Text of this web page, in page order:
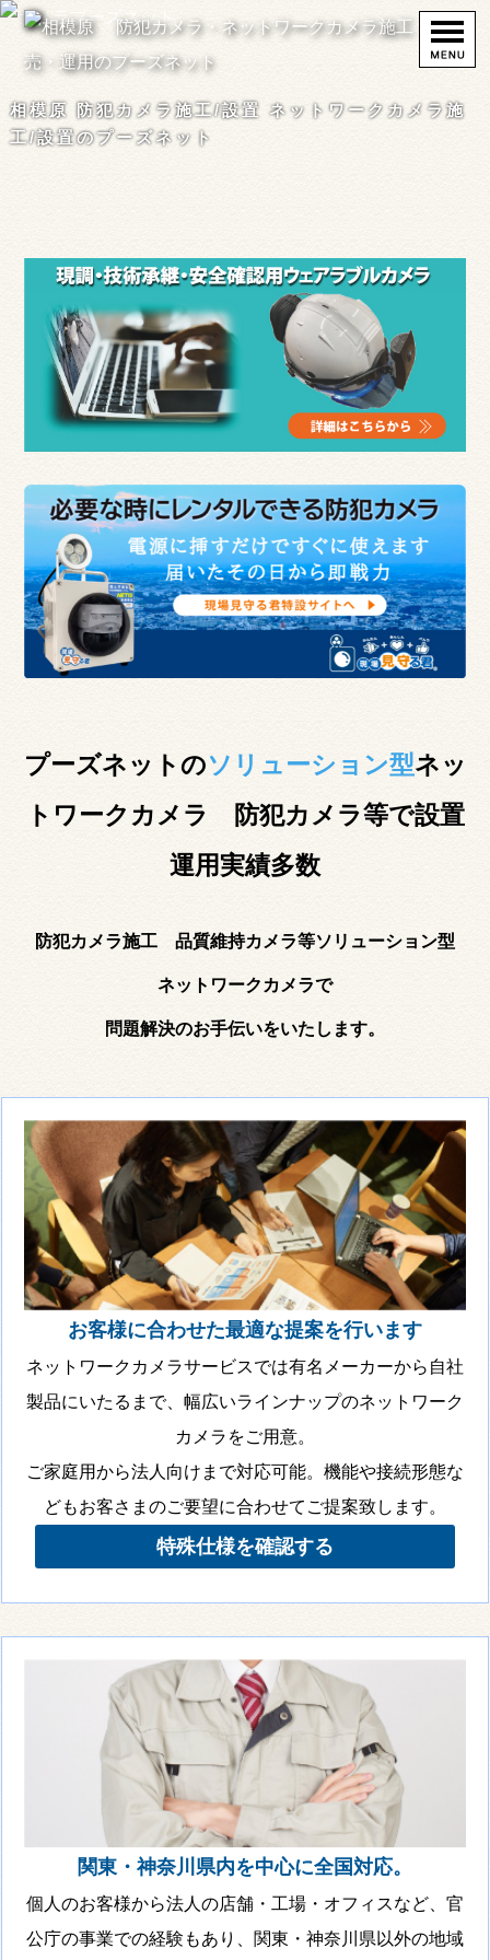
相模原 防犯カメラ施工/設置 ネットワークカメラ施
工/設置のプーズネット
プーズネットのソリューション型ネッ
トワークカメラ 防犯カメラ等で設置
運用実績多数
防犯カメラ施工 品質維持カメラ等ソリューション型
ネットワークカメラで
問題解決のお手伝いをいたします。
お客様に合わせた最適な提案を行います
ネットワークカメラサービスでは有名メーカーから自社
製品にいたるまで、幅広いラインナップのネットワーク
カメラをご用意。
ご家庭用から法人向けまで対応可能。機能や接続形態な
どもお客さまのご要望に合わせてご提案致します。
特殊仕様を確認する
関東・神奈川県内を中心に全国対応。
個人のお客様から法人の店舗・工場・オフィスなど、官
公庁の事業での経験もあり、関東・神奈川県以外の地域